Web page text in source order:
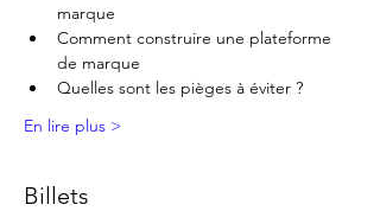
marque
Comment construire une plateforme
de marque
Quelles sont les pièges à éviter ?
En lire plus >
Billets